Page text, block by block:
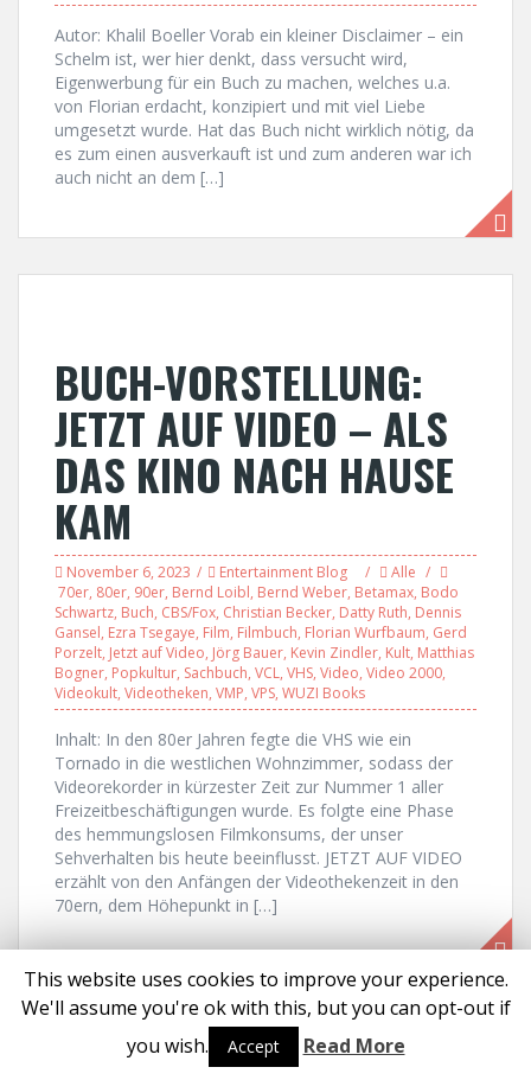
Autor: Khalil Boeller Vorab ein kleiner Disclaimer – ein
Schelm ist, wer hier denkt, dass versucht wird,
Eigenwerbung für ein Buch zu machen, welches u.a.
von Florian erdacht, konzipiert und mit viel Liebe
umgesetzt wurde. Hat das Buch nicht wirklich nötig, da
es zum einen ausverkauft ist und zum anderen war ich
auch nicht an dem […]
BUCH-VORSTELLUNG:
JETZT AUF VIDEO – ALS
DAS KINO NACH HAUSE
KAM
November 6, 2023 Entertainment Blog
Alle
70er, 80er, 90er, Bernd Loibl, Bernd Weber, Betamax, Bodo
Schwartz, Buch, CBS/Fox, Christian Becker, Datty Ruth, Dennis
Gansel, Ezra Tsegaye, Film, Filmbuch, Florian Wurfbaum, Gerd
Porzelt, Jetzt auf Video, Jörg Bauer, Kevin Zindler, Kult, Matthias
Bogner, Popkultur, Sachbuch, VCL, VHS, Video, Video 2000,
Videokult, Videotheken, VMP, VPS, WUZI Books
Inhalt: In den 80er Jahren fegte die VHS wie ein
Tornado in die westlichen Wohnzimmer, sodass der
Videorekorder in kürzester Zeit zur Nummer 1 aller
Freizeitbeschäftigungen wurde. Es folgte eine Phase
des hemmungslosen Filmkonsums, der unser
Sehverhalten bis heute beeinflusst. JETZT AUF VIDEO
erzählt von den Anfängen der Videothekenzeit in den
70ern, dem Höhepunkt in […]
Proudly powered by WordPress |Theme: Solon by aThemes
This website uses cookies to improve your experience.
We'll assume you're ok with this, but you can opt-out if
you wish.
Accept Read More
Social media & sharing icons powered by